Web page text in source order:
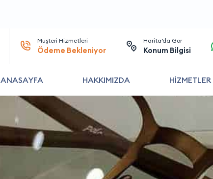
Müşteri Hizmetleri
Ödeme Bekleniyor
Harita’da Gör
Konum Bilgisi
ANASAYFA HAKKIMIZDA HİZMETLER